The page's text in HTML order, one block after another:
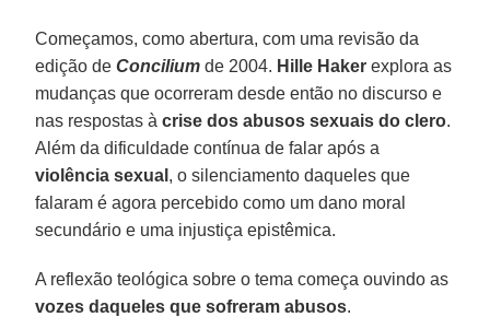
Começamos, como abertura, com uma revisão da
edição deConcilium de 2004. Hille Haker explora as
mudanças que ocorreram desde então no discurso e
nas respostas àcrise dos abusos sexuais do clero.
Além da dificuldade contínua de falar após a
violência sexual , o silenciamento daqueles que
falaram é agora percebido como um dano moral
secundário e uma injustiça epistêmica.
A reflexão teológica sobre o tema começa ouvindo as
vozes daqueles que sofreram abusos.